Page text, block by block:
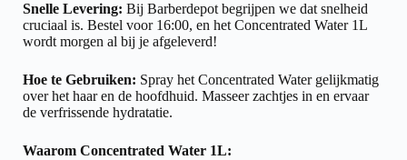
Snelle Levering: Bij Barberdepot begrijpen we dat snelheid
cruciaal is. Bestel voor 16:00, en het Concentrated Water 1L
wordt morgen al bij je afgeleverd!
Hoe te Gebruiken: Spray het Concentrated Water gelijkmatig
over het haar en de hoofdhuid. Masseer zachtjes in en ervaar
de verfrissende hydratatie.
Waarom Concentrated Water 1L: